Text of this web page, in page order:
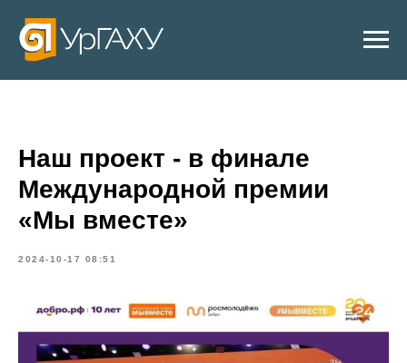
Наш проект - в финале
Международной премии
«Мы вместе»
2024-10-17 08:51